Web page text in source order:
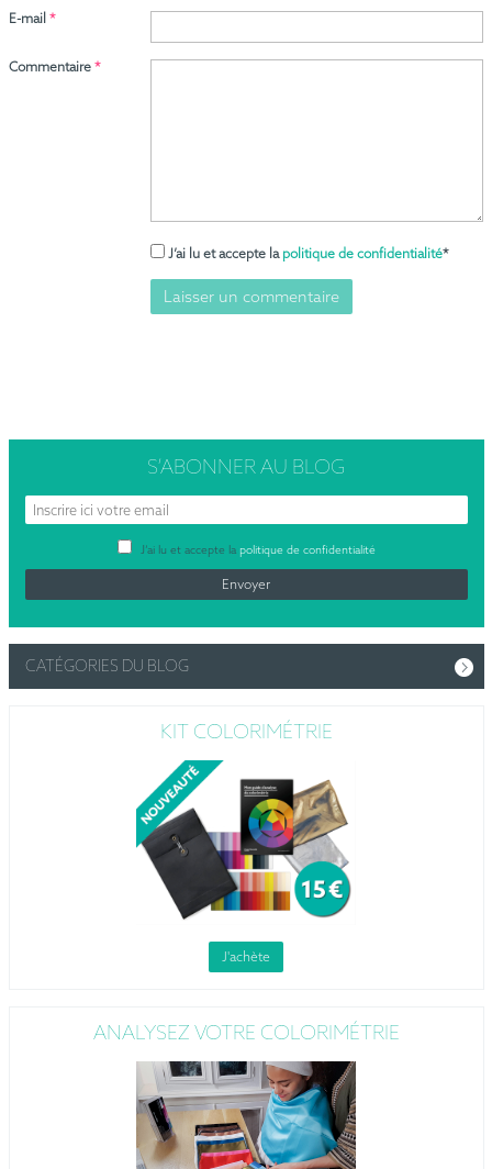
Commentaire *
J’ai lu et accepte la politique de confidentialité*
E-mail *
S’ABONNERAU BLOG
J’ai lu et accepte la politique de confidentialité
CATÉGORIES DU BLOG
KIT COLORIMÉTRIE
J'achète
ANALYSEZ VOTRE COLORIMÉTRIE